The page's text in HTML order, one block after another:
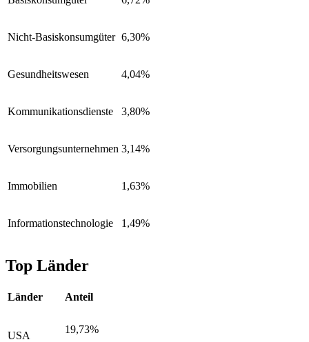
Nicht-Basiskonsumgüter 6,30%
Gesundheitswesen 4,04%
Kommunikationsdienste 3,80%
Versorgungsunternehmen 3,14%
Immobilien 1,63%
Informationstechnologie 1,49%
Top Länder
Länder Anteil
USA
19,73%